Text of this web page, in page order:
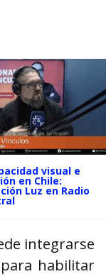
visual e
en Chile:
Luz en Radio
integrarse
habilitar